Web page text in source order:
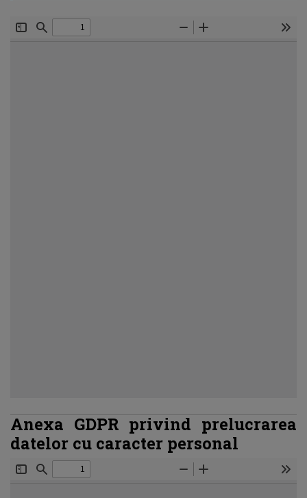
Anexa GDPR privind prelucrarea
datelor cu caracter personal